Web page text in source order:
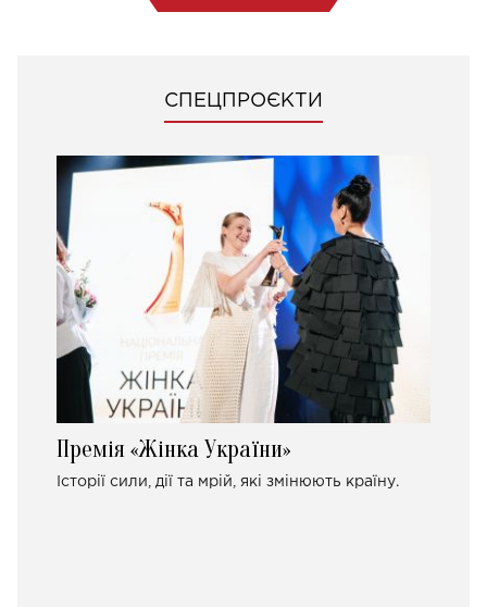
СПЕЦПРОЄКТИ
Премія «Жінка України»
Історії сили, дії та мрій, які змінюють країну.